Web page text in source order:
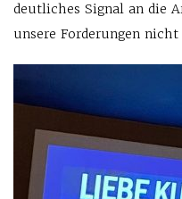
deutliches Signal an die
unsere Forderungen nicht